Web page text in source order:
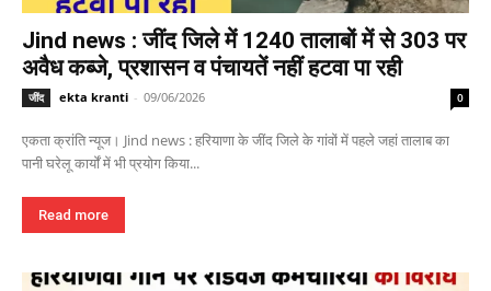
Jind news : जींद जिले में 1240 तालाबों में से 303 पर
अवैध कब्जे, प्रशासन व पंचायतें नहीं हटवा पा रही
जींद ekta kranti - 09/06/2026 0
एकता क्रांति न्यूज। Jind news : हरियाणा के जींद जिले के गांवों में पहले जहां तालाब का
पानी घरेलू कार्यों में भी प्रयोग किया...
Read more